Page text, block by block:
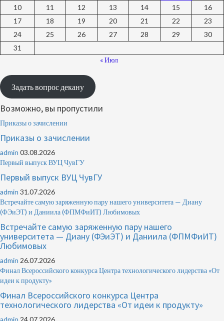
10
11 12 13 14 15
16
17
18 19 20 21 22
23
24
25 26 27 28 29
30
31
« Июл
Задать вопрос декану
Возможно, вы пропустили
Приказы о зачислении
Приказы о зачислении
admin 03.08.2026
Первый выпуск ВУЦ ЧувГУ
Первый выпуск ВУЦ ЧувГУ
admin 31.07.2026
Встречайте самую заряженную пару нашего университета — Диану
(ФЭиЭТ) и Даниила (ФПМФиИТ) Любимовых
Встречайте самую заряженную пару нашего
университета — Диану (ФЭиЭТ) и Даниила (ФПМФиИТ)
Любимовых
admin 26.07.2026
Финал Всероссийского конкурса Центра технологического лидерства «От
идеи к продукту»
Финал Всероссийского конкурса Центра
технологического лидерства «От идеи к продукту»
admin 24.07.2026